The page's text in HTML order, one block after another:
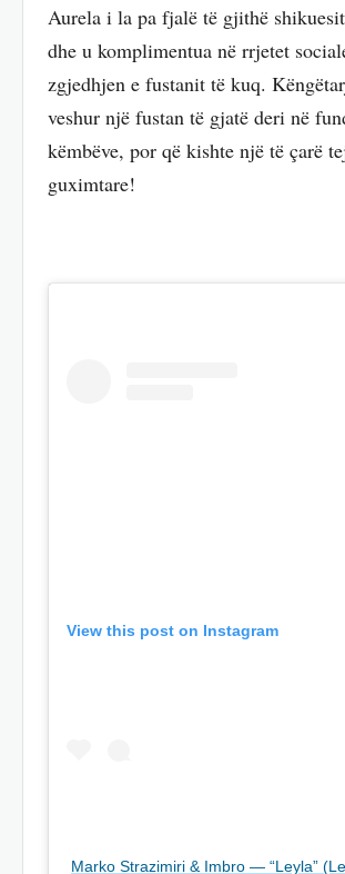
Aurela i la pa fjalë të gjithë
dhe u komplimentua në rrjetet
zgjedhjen e fustanit të kuq.
veshur një fustan të gjatë deri në
këmbëve, por që kishte një të çarë
guximtare!
View this post on Instagram
Marko Strazimiri & Imbro — “Leyla”